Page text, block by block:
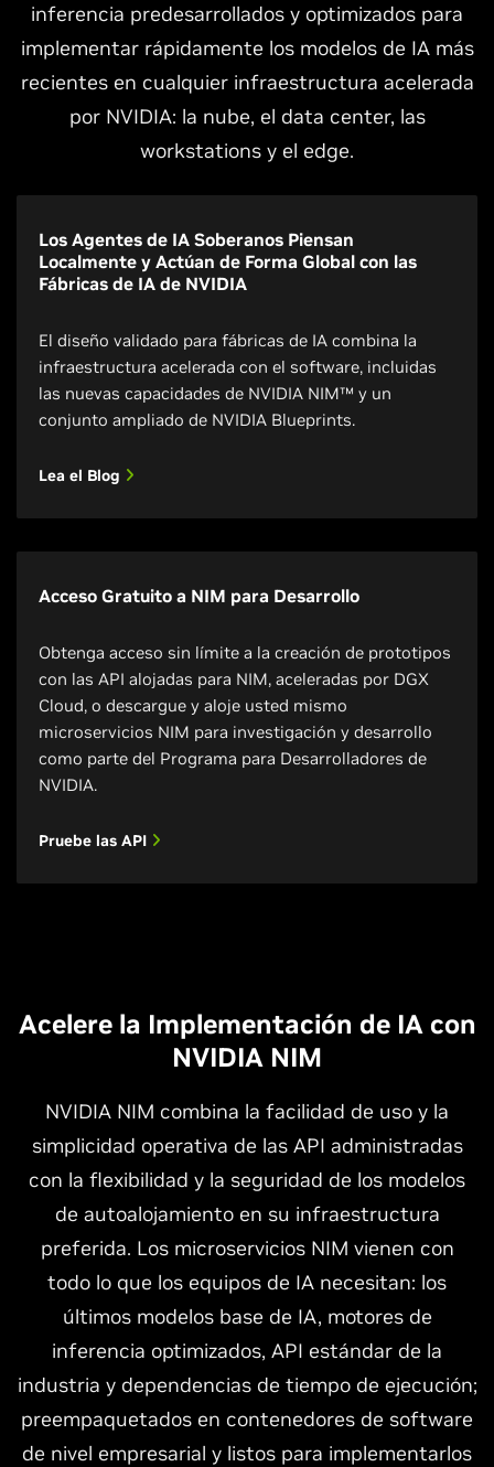
inferencia predesarrollados y optimizados para
implementar rápidamente los modelos de IA más
recientes en cualquier infraestructura acelerada
por NVIDIA: la nube, el data center, las
workstations y el edge.
Los Agentes de IA Soberanos Piensan
Localmente y Actúan de Forma Global con las
Fábricas de IA de NVIDIA
El diseño validado para fábricas de IA combina la
infraestructura acelerada con el software, incluidas
las nuevas capacidades de NVIDIA NIM™ y un
conjunto ampliado de NVIDIA Blueprints.
Lea el Blog
Acceso Gratuito a NIM para Desarrollo
Obtenga acceso sin límite a la creación de prototipos
con las API alojadas para NIM, aceleradas por DGX
Cloud, o descargue y aloje usted mismo
microservicios NIM para investigación y desarrollo
como parte del Programa para Desarrolladores de
NVIDIA.
Pruebe las API
Acelere la Implementación de IA con
NVIDIA NIM
NVIDIA NIM combina la facilidad de uso y la
simplicidad operativa de las API administradas
con la flexibilidad y la seguridad de los modelos
de autoalojamiento en su infraestructura
preferida. Los microservicios NIM vienen con
todo lo que los equipos de IA necesitan: los
últimos modelos base de IA, motores de
inferencia optimizados, API estándar de la
industria y dependencias de tiempo de ejecución;
preempaquetados en contenedores de software
de nivel empresarial y listos para implementarlos